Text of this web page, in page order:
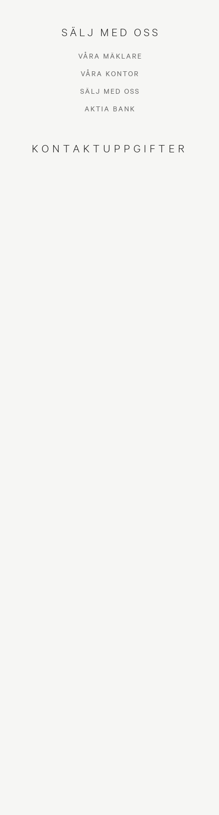
SÄLJ MED OSS
VÅRA MÄKLARE
VÅRA KONTOR
SÄLJ MED OSS
AKTIA BANK
KONTAKTUPPGIFTER